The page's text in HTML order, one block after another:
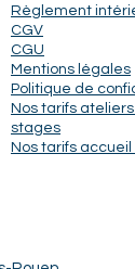
Règlement
CGV
CGU
Mentions légales
Politique de
Nos tarifs
stages
Nos tarifs accueil